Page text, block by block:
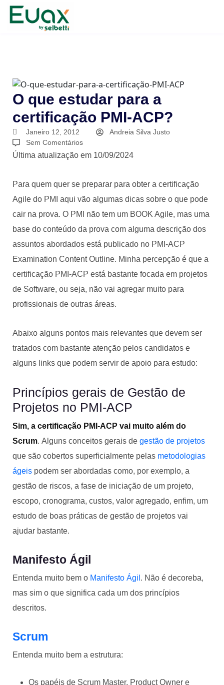
O que estudar para a
certificação PMI-ACP?
Janeiro 12, 2012
Andreia Silva Justo
Sem Comentários
Última atualização em 10/09/2024
Para quem quer se preparar para obter a certificação
Agile do PMI aqui vão algumas dicas sobre o que pode
cair na prova. O PMI não tem um BOOK Agile, mas uma
base do conteúdo da prova com alguma descrição dos
assuntos abordados está publicado no PMI-ACP
Examination Content Outline. Minha percepção é que a
certificação PMI-ACP está bastante focada em projetos
de Software, ou seja, não vai agregar muito para
profissionais de outras áreas.
Abaixo alguns pontos mais relevantes que devem ser
tratados com bastante atenção pelos candidatos e
alguns links que podem servir de apoio para estudo:
Princípios gerais de Gestão de
Projetos no PMI-ACP
Sim, a certificação PMI-ACP vai muito além do
Scrum. Alguns conceitos gerais de gestão de projetos
que são cobertos superficialmente pelas metodologias
ágeis podem ser abordadas como, por exemplo, a
gestão de riscos, a fase de iniciação de um projeto,
escopo, cronograma, custos, valor agregado, enfim, um
estudo de boas práticas de gestão de projetos vai
ajudar bastante.
Manifesto Ágil
Entenda muito bem o Manifesto Ágil . Não é decoreba,
mas sim o que significa cada um dos princípios
descritos.
Scrum
Entenda muito bem a estrutura:
Os papéis de Scrum Master, Product Owner e